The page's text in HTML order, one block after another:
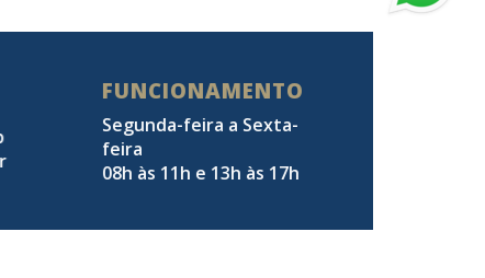
FUNCIONAMENTO
Segunda-feira a Sexta-
feira
08h às 11h e 13h às 17h